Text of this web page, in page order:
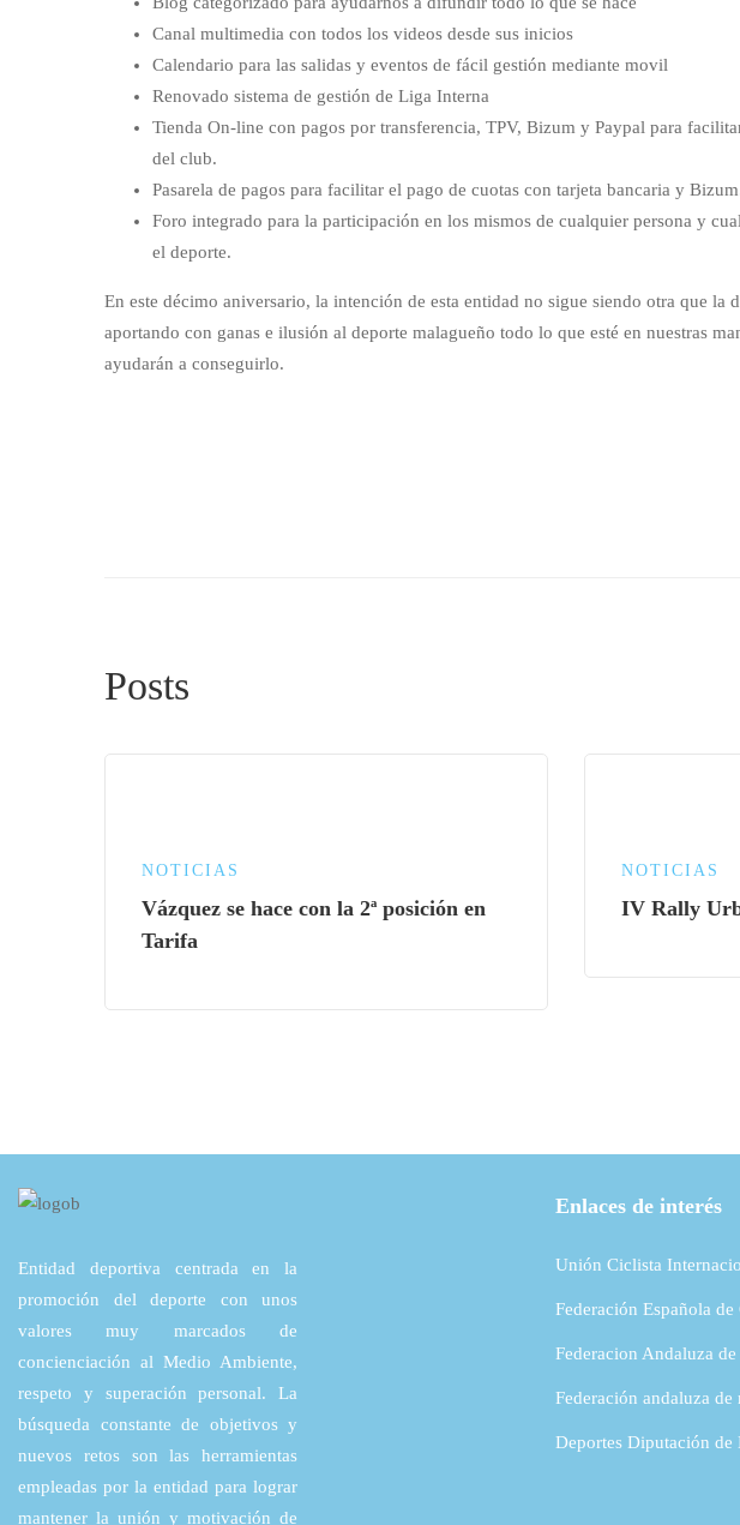
Canal multimedia con todos los videos desde sus inicios
Calendario para las salidas y eventos de fácil gestión mediante movil
Renovado sistema de gestión de Liga Interna
Tienda On-line con pagos por transferencia, TPV, Bizum y Paypal para
del club.
Pasarela de pagos para facilitar el pago de cuotas con tarjeta bancaria y
Foro integrado para la participación en los mismos de cualquier persona y
el deporte.
En este décimo aniversario, la intención de esta entidad no sigue siendo otra que la
aportando con ganas e ilusión al deporte malagueño todo lo que esté en nuestras
ayudarán a conseguirlo.
Posts
NOTICIAS
Vázquez se hace con la 2ª posición en
Tarifa
NOTICIAS
IV Rally
Entidad deportiva centrada en la
promoción del deporte con unos
valores muy marcados de
concienciación al Medio Ambiente,
respeto y superación personal. La
búsqueda constante de objetivos y
nuevos retos son las herramientas
empleadas por la entidad para lograr
mantener la unión y motivación de
Enlaces de interés
Unión Ciclista
Federación Española
Federacion Andaluza
Federación andaluza de
Deportes Diputación de